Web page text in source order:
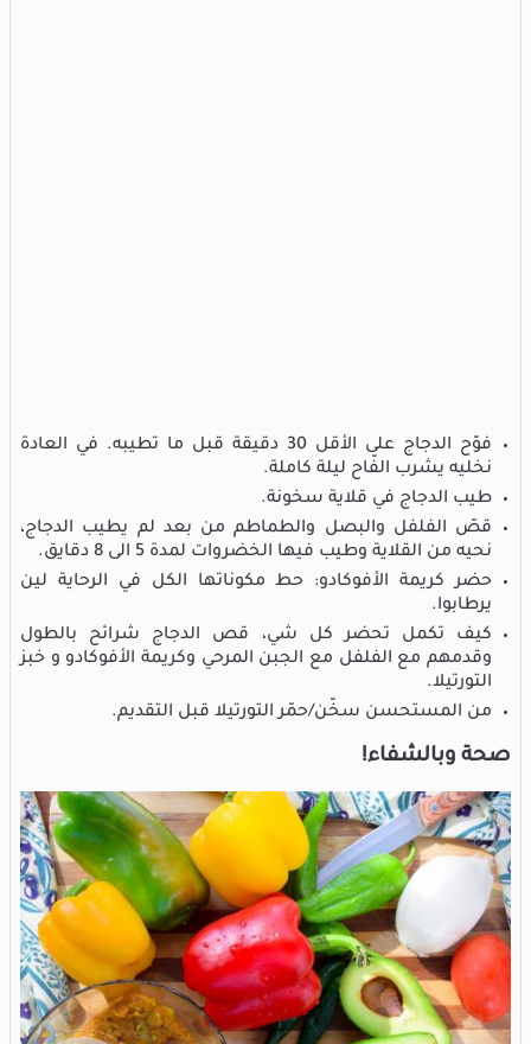
فوّح الدجاج على الأقل 30 دقيقة قبل ما تطيبه. في العادة
نخليه يشرب الفّاح ليلة كاملة.
طيب الدجاج في قلاية سخونة.
قصّ الفلفل والبصل والطماطم من بعد لم يطيب الدجاج،
نحيه من القلاية وطيب فيها الخضروات لمدة 5 الى 8 دقايق.
حضر كريمة الأفوكادو: حط مكوناتها الكل في الرحاية لين
يرطابوا.
كيف تكمل تحضر كل شي، قص الدجاج شرائح بالطول
وقدمهم مع الفلفل مع الجبن المرحي وكريمة الأفوكادو و خبز
التورتيلا.
من المستحسن سخّن/حمّر التورتيلا قبل التقديم.
صحة وبالشفاء!